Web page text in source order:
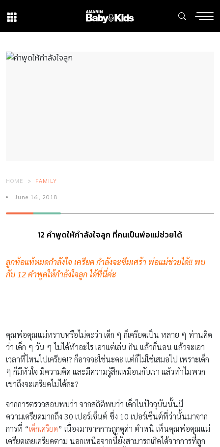
HOME FAMILY
June 16, 2018
12 คำพูดให้กำลังใจลูก ที่คนเป็นพ่อแม่ช่วยได้
ลูกท้อแท้หมดกำลังใจ เครียด กำลังจะซึมเศร้า พ่อแม่ช่วยได้!! พบ
กับ 12 คำพูดให้กำลังใจลูก ได้ที่นี่ค่ะ
คุณพ่อคุณแม่ทราบหรือไม่คะว่า เด็ก ๆ ก็เครียดเป็น หลาย ๆ ท่านคิด
ว่า เด็ก ๆ วัน ๆ ไม่ได้ทำอะไร เอาแต่เล่น กิน แล้วก็นอน แล้วจะเอา
เวลาที่ไหนไปเครียด!? ก็อาจจะใช่นะคะ แต่ก็ไม่ใช่เสมอไป เพราะเด็ก
ๆ ก็มีหัวใจ มีความคิด และมีความรู้สึกเหมือนกับเรา แล้วทำไมพวก
เขาถึงจะเครียดไม่ได้ละ?
จากการตรวจสอบพบว่า จากสถิติพบว่า เด็กในปัจจุบันนั้นมี
ความเครียดมากถึง 30 เปอร์เซ็นต์ ซึ่ง 10 เปอร์เซ็นต์ที่ว่านั้นมาจาก
การที่ “เด็กเครียด” เนื่องมาจากการถูกดุด่า ตำหนิ เห็นคุณพ่อคุณแม่
เครียดเลยเครียดตาม นอกเหนือจากนี้ยังสามารถเกิดได้จากการที่ลูก